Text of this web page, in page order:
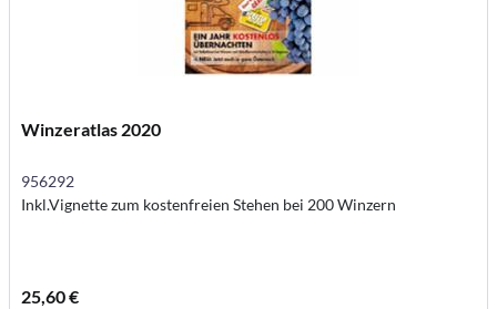
Winzeratlas 2020
956292
Inkl.Vignette zum kostenfreien Stehen bei 200 Winzern
25,60 €